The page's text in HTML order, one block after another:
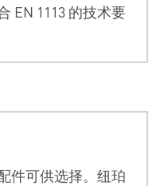
EN 1113 的技术要
件可供选择。纽珀